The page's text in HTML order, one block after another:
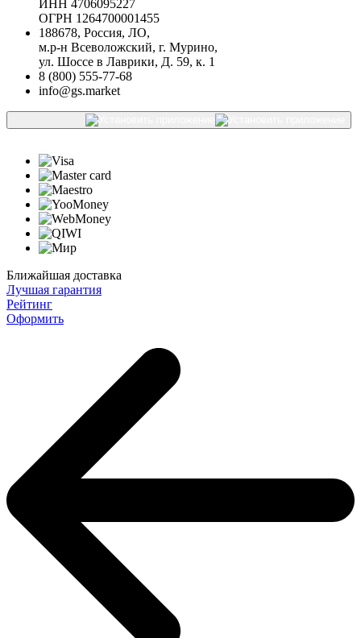
ИНН 4706095227
ОГРН 1264700001455
188678, Россия, ЛО,
м.р-н Всеволожский, г. Мурино,
ул. Шоссе в Лаврики, Д. 59, к. 1
8 (800) 555-77-68
info@gs.market
Ближайшая доставка
Лучшая гарантия
Рейтинг
Оформить